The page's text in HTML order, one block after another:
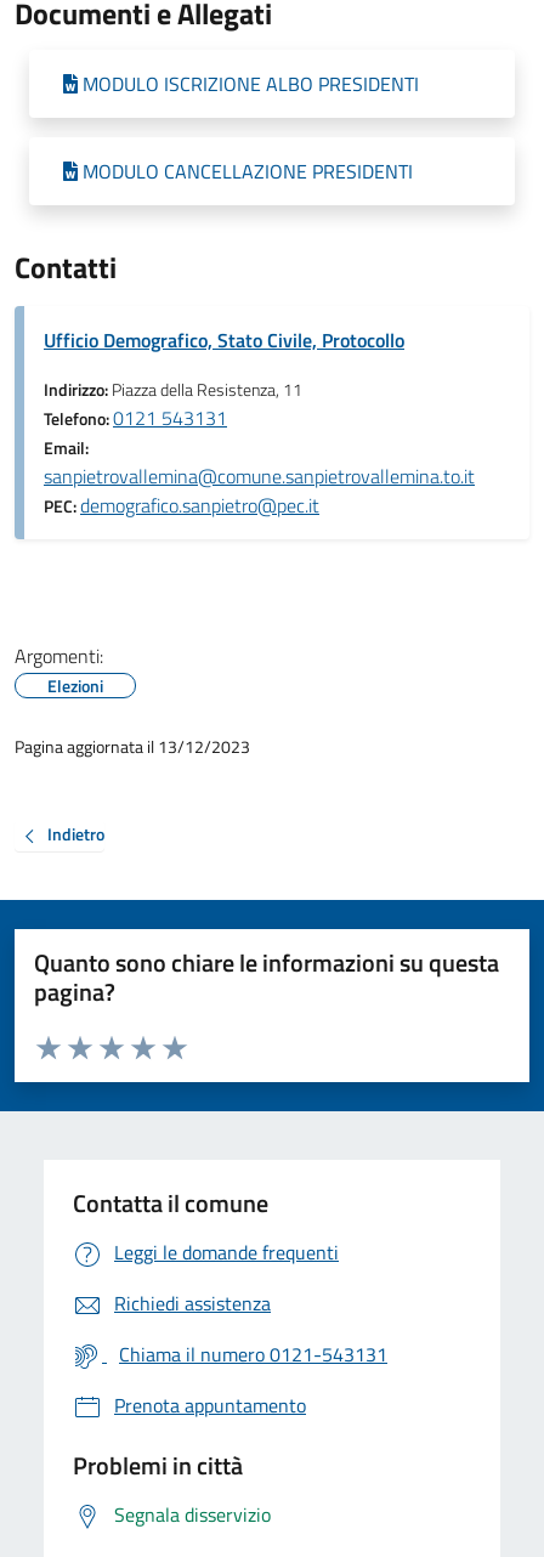
Documenti e Allegati
MODULO ISCRIZIONE ALBO PRESIDENTI
MODULO CANCELLAZIONE PRESIDENTI
Contatti
Ufficio Demografico, Stato Civile, Protocollo
Indirizzo:Piazza della Resistenza, 11
Telefono:0121 543131
Email:
sanpietrovallemina@comune.sanpietrovallemina.to.it
PEC:demografico.sanpietro@pec.it
Argomenti:
Elezioni
Pagina aggiornata il 13/12/2023
Indietro
Quanto sono chiare le informazioni su questa
pagina?
Valuta da 1 a 5 stelle la pagina
Valuta 5 stelle su 5
Valuta 4 stelle su 5
Valuta 3 stelle su 5
Valuta 2 stelle su 5
Valuta 1 stelle su 5
Contatta il comune
Leggi le domande frequenti
Richiedi assistenza
Chiama il numero 0121-543131
Prenota appuntamento
Problemi in città
Segnala disservizio